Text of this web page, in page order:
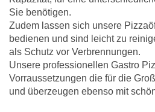
Sie benötigen.
Zudem lassen sich unsere
bedienen und sind leicht zu
als Schutz vor Verbrennungen.
Unsere professionellen Gastro
Vorraussetzungen die für die
und überzeugen ebenso mit